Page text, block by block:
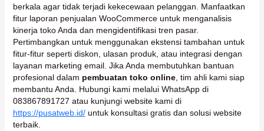
berkala agar tidak terjadi kekecewaan pelanggan. Manfaatkan
fitur laporan penjualan WooCommerce untuk menganalisis
kinerja toko Anda dan mengidentifikasi tren pasar.
Pertimbangkan untuk menggunakan ekstensi tambahan untuk
fitur-fitur seperti diskon, ulasan produk, atau integrasi dengan
layanan marketing email. Jika Anda membutuhkan bantuan
profesional dalam pembuatan toko online, tim ahli kami siap
membantu Anda. Hubungi kami melalui WhatsApp di
083867891727 atau kunjungi website kami di
https://pusatweb.id/untuk konsultasi gratis dan solusi website
terbaik.